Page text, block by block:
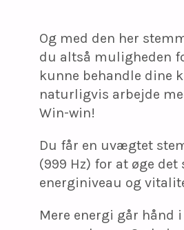
Og med den her
du altså muligheden
kunne behandle dine
naturligvis arbejde
Win-win!
Du får en uvægtet
(999 Hz) for at øge det
energiniveau og
Mere energi går hånd